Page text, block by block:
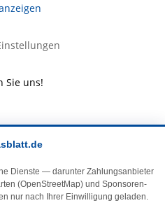
Sie uns!
Dienste — darunter Zahlungsanbieter
(OpenStreetMap) und Sponsoren-
nur nach Ihrer Einwilligung geladen.